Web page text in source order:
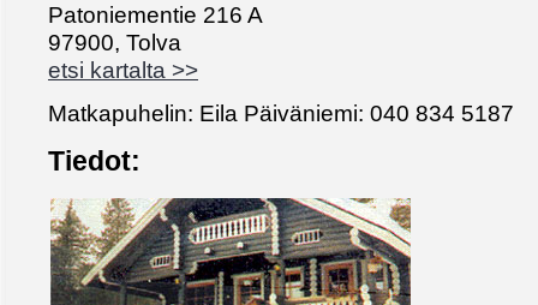
Patoniementie 216 A
97900, Tolva
etsi kartalta >>
Matkapuhelin: Eila Päiväniemi: 040 834 5187
Tiedot: